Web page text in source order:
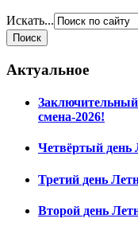
Искать...
Актуальное
смена-2026!
Четвёртый день
Третий день
Второй день